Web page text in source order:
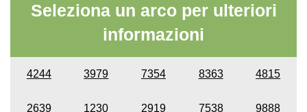
Seleziona un arco per ulteriori
informazioni
4244 3979 7354 8363 4815
2639 1230 2919 7538 9888